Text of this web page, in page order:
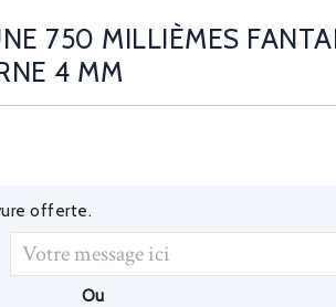
750 MILLIÈMES
4 MM
offerte.
Ou